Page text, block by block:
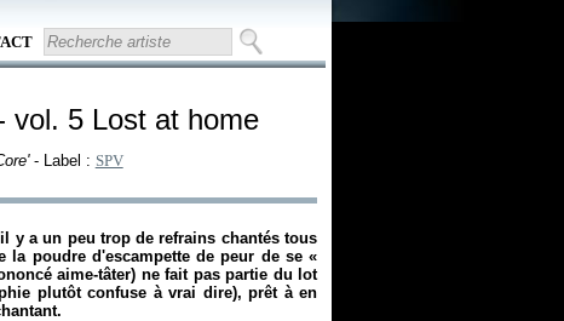
vol. 5 Lost at home
- Label : SPV
y a un peu trop de refrains chantés tous
la poudre d'escampette de peur de se «
aime-tâter) ne fait pas partie du lot
plutôt confuse à vrai dire), prêt à en